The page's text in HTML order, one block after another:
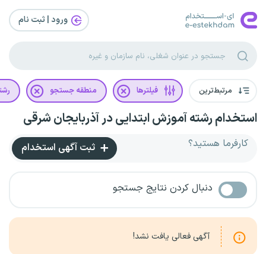
ورود | ثبت‌ نام
مرتبط‌ترین فیلترها منطقه جستجو
استخدام رشته آموزش ابتدایی در آذربایجان شرقی
کارفرما هستید؟ ثبت آگهی استخدام
دنبال کردن نتایج جستجو
آگهی فعالی یافت نشد!